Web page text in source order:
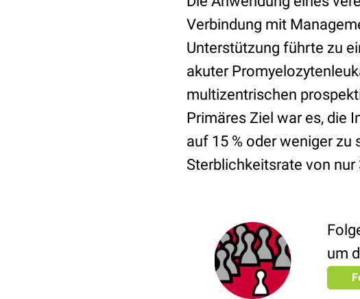
Verbindung mit
Unterstützung führte zu
akuter
multizentrischen
Primäres Ziel war es, die
auf 15 % oder weniger zu
Sterblichkeitsrate von nur
um